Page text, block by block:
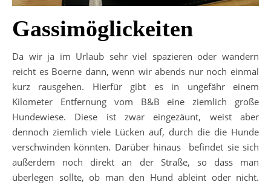
Gassimöglickeiten
Da wir ja im Urlaub sehr viel spazieren oder wandern
reicht es Boerne dann, wenn wir abends nur noch einmal
kurz rausgehen. Hierfür gibt es in ungefähr einem
Kilometer Entfernung vom B&B eine ziemlich große
Hundewiese. Diese ist zwar eingezäunt, weist aber
dennoch ziemlich viele Lücken auf, durch die die Hunde
verschwinden könnten. Darüber hinaus befindet sie sich
außerdem noch direkt an der Straße, so dass man
überlegen sollte, ob man den Hund ableint oder nicht.